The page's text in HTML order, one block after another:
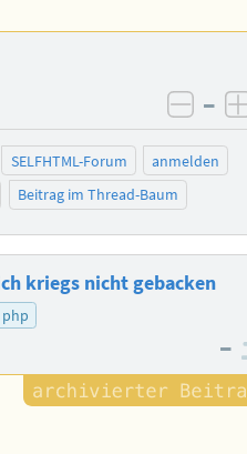
–
SELFHTML-Forum
anmelden
Beitrag im Thread-Baum
kriegs nicht gebacken
php
–